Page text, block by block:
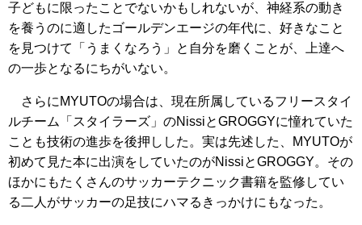
子どもに限ったことでないかもしれないが、神経系の動き
を養うのに適したゴールデンエージの年代に、好きなこと
を見つけて「うまくなろう」と自分を磨くことが、上達へ
の一歩となるにちがいない。
さらにMYUTOの場合は、現在所属しているフリースタイ
ルチーム「スタイラーズ」のNissiとGROGGYに憧れていた
ことも技術の進歩を後押しした。実は先述した、MYUTOが
初めて見た本に出演をしていたのがNissiとGROGGY。その
ほかにもたくさんのサッカーテクニック書籍を監修してい
る二人がサッカーの足技にハマるきっかけにもなった。